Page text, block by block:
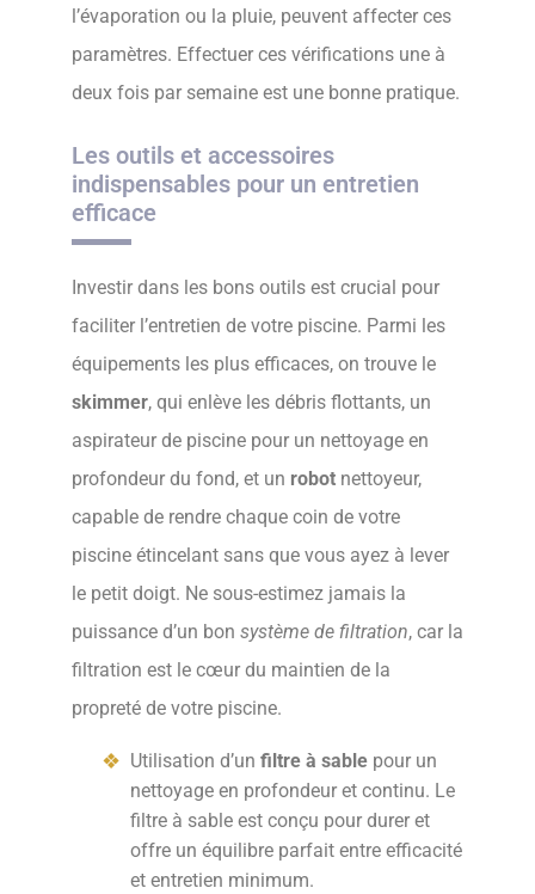
l’évaporation ou la pluie, peuvent affecter ces
paramètres. Effectuer ces vérifications une à
deux fois par semaine est une bonne pratique.
Les outils et accessoires
indispensables pour un entretien
efficace
Investir dans les bons outils est crucial pour
faciliter l’entretien de votre piscine. Parmi les
équipements les plus efficaces, on trouve le
skimmer, qui enlève les débris flottants, un
aspirateur de piscine pour un nettoyage en
profondeur du fond, et un robot nettoyeur,
capable de rendre chaque coin de votre
piscine étincelant sans que vous ayez à lever
le petit doigt. Ne sous-estimez jamais la
puissance d’un bon système de filtration, car la
filtration est le cœur du maintien de la
propreté de votre piscine.
Utilisation d’un filtre à sable pour un
nettoyage en profondeur et continu. Le
filtre à sable est conçu pour durer et
offre un équilibre parfait entre efficacité
et entretien minimum.